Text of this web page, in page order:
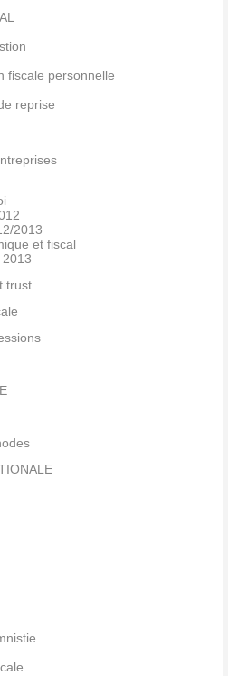
fiscale personnelle
reprise
2013
et fiscal
trust